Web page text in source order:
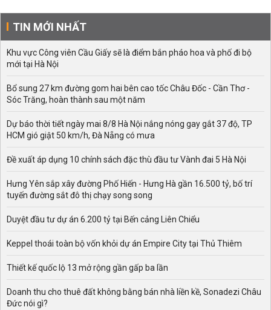
TIN MỚI NHẤT
Khu vực Công viên Cầu Giấy sẽ là điểm bắn pháo hoa và phố đi bộ
mới tại Hà Nội
Bổ sung 27 km đường gom hai bên cao tốc Châu Đốc - Cần Thơ -
Sóc Trăng, hoàn thành sau một năm
Dự báo thời tiết ngày mai 8/8 Hà Nội nắng nóng gay gắt 37 độ, TP
HCM gió giật 50 km/h, Đà Nẵng có mưa
Đề xuất áp dụng 10 chính sách đặc thù đầu tư Vành đai 5 Hà Nội
Hưng Yên sắp xây đường Phố Hiến - Hưng Hà gần 16.500 tỷ, bố trí
tuyến đường sắt đô thị chạy song song
Duyệt đầu tư dự án 6.200 tỷ tại Bến cảng Liên Chiểu
Keppel thoái toàn bộ vốn khỏi dự án Empire City tại Thủ Thiêm
Thiết kế quốc lộ 13 mở rộng gần gấp ba lần
Doanh thu cho thuê đất không bằng bán nhà liền kề, Sonadezi Châu
Đức nói gì?